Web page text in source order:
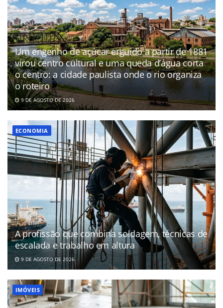
Um engenho de açúcar erguido a partir de 1881
virou centro cultural e uma queda d’água corta
o centro: a cidade paulista onde o rio organiza
o roteiro
9 DE AGOSTO DE 2026
ECONOMIA
A profissão que combina soldagem, técnicas de
escalada e trabalho em altura
9 DE AGOSTO DE 2026
IMÓVEIS